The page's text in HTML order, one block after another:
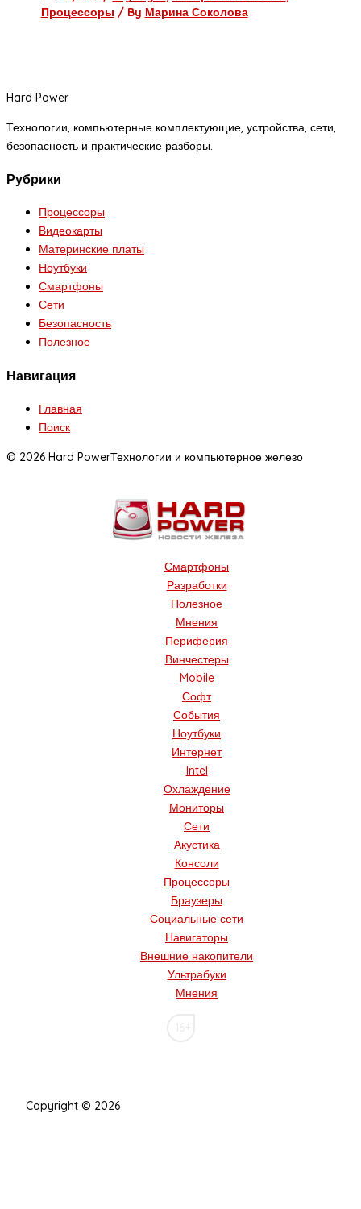
Процессоры / By Марина Соколова
Hard Power
Технологии, компьютерные комплектующие, устройства, сети,
безопасность и практические разборы.
Рубрики
Процессоры
Видеокарты
Материнские платы
Ноутбуки
Смартфоны
Сети
Безопасность
Полезное
Навигация
Главная
Поиск
© 2026 Hard PowerТехнологии и компьютерное железо
Смартфоны
Разработки
Полезное
Мнения
Периферия
Винчестеры
Mobile
Софт
События
Ноутбуки
Интернет
Intel
Охлаждение
Мониторы
Сети
Акустика
Консоли
Процессоры
Браузеры
Социальные сети
Навигаторы
Внешние накопители
Ультрабуки
Мнения
Copyright © 2026